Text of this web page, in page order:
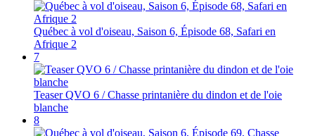
Québec à vol d'oiseau, Saison 6, Épisode 68, Safari en
Afrique 2
7
Teaser QVO 6 / Chasse printanière du dindon et de l'oie
blanche
8